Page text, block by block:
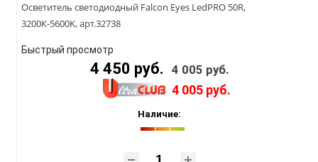
Осветитель светодиодный Falcon Eyes LedPRO 50R,
3200К-5600K, арт.32738
Быстрый просмотр
4 450 руб. 4 005 руб.
4 005 руб.
Наличие: